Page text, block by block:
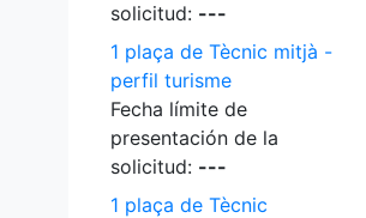
solicitud: ---
1 plaça de Tècnic mitjà -
perfil turisme
Fecha límite de
presentación de la
solicitud: ---
1 plaça de Tècnic